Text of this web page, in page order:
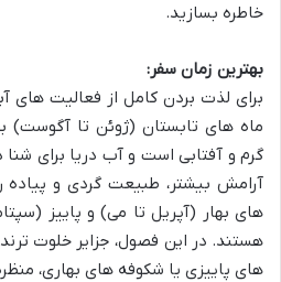
خاطره بسازید.
بهترین زمان سفر:
برای لذت بردن کامل از فعالیت های
ماه های تابستان (ژوئن تا آگوست)
گرم و آفتابی است و آب دریا برای شنا
آرامش بیشتر، طبیعت گردی و
های بهار (آپریل تا می) و پاییز
هستند. در این فصول، جزایر خلوت
های پاییزی یا شکوفه های بهاری،